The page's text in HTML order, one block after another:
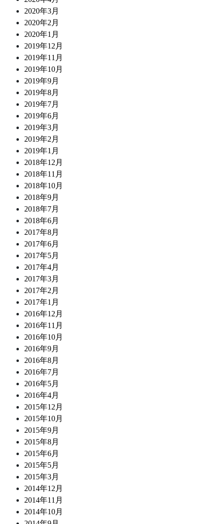
2020年3月
2020年2月
2020年1月
2019年12月
2019年11月
2019年10月
2019年9月
2019年8月
2019年7月
2019年6月
2019年3月
2019年2月
2019年1月
2018年12月
2018年11月
2018年10月
2018年9月
2018年7月
2018年6月
2017年8月
2017年6月
2017年5月
2017年4月
2017年3月
2017年2月
2017年1月
2016年12月
2016年11月
2016年10月
2016年9月
2016年8月
2016年7月
2016年5月
2016年4月
2015年12月
2015年10月
2015年9月
2015年8月
2015年6月
2015年5月
2015年3月
2014年12月
2014年11月
2014年10月